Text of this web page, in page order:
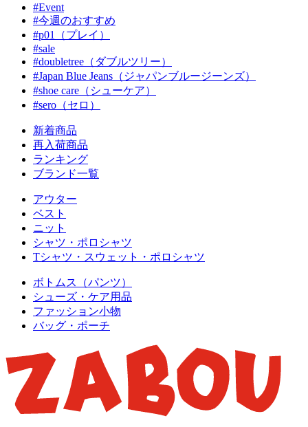
#Event
#今週のおすすめ
#p01（プレイ）
#sale
#doubletree（ダブルツリー）
#Japan Blue Jeans（ジャパンブルージーンズ）
#shoe care（シューケア）
#sero（セロ）
新着商品
再入荷商品
ランキング
ブランド一覧
アウター
ベスト
ニット
シャツ・ポロシャツ
Tシャツ・スウェット・ポロシャツ
ボトムス（パンツ）
シューズ・ケア用品
ファッション小物
バッグ・ポーチ